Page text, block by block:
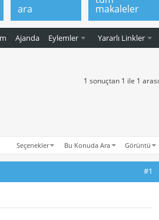
Ajanda Eylemler Yararlı Linkler
ara makaleler
1 sonuçtan 1 ile 1 arası
Seçenekler Bu Konuda Ara Görüntü
#1